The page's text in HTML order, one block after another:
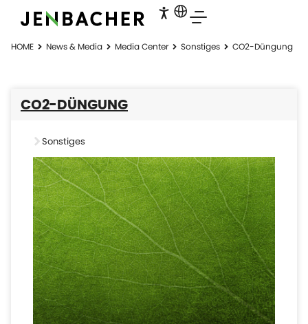
HOME News & Media Media Center Sonstiges CO2-Düngung
CO2-DÜNGUNG
Sonstiges